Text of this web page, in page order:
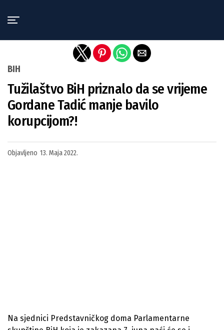
BIH
Tužilaštvo BiH priznalo da se vrijeme
Gordane Tadić manje bavilo
korupcijom?!
Objavljeno 13. Maja 2022.
Na sjednici Predstavničkog doma Parlamentarne